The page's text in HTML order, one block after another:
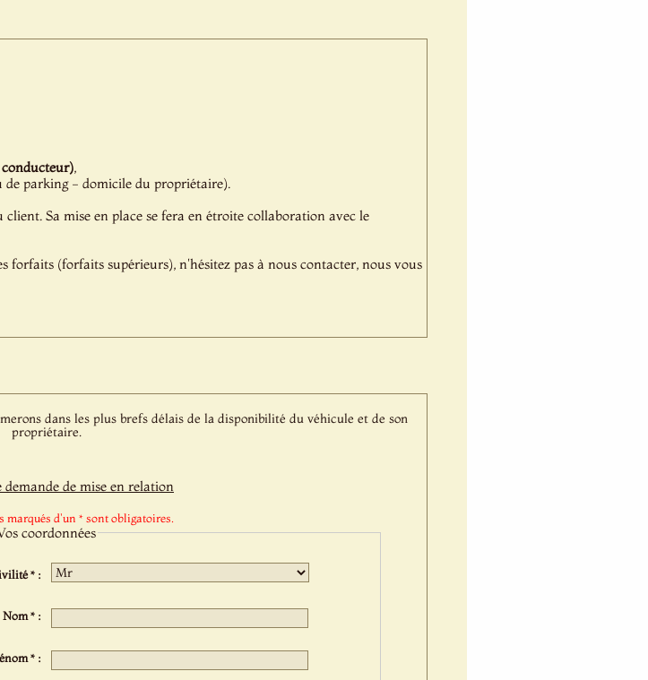
conducteur),
parking - domicile du propriétaire).
Sa mise en place se fera en étroite collaboration avec le
forfaits (forfaits supérieurs), n'hésitez pas à nous contacter, nous vous
dans les plus brefs délais de la disponibilité du véhicule et de son
propriétaire.
de mise en relation
marqués d'un * sont obligatoires.
coordonnées
* :
Nom * :
* :